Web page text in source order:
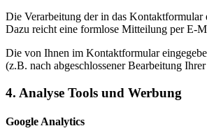
Die Verarbeitung der in das
Dazu reicht eine formlose Mitteilung per E-
Die von Ihnen im Kontaktformular
(z.B. nach abgeschlossener Bearbeitung
4. Analyse Tools und Werbung
Google Analytics